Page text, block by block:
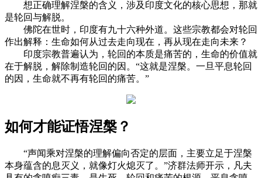
想正确理解涅槃的含义，涉及印度文化的核心思想，那就
是轮回与解脱。
佛陀在世时，印度有九十六种外道。这些宗教都会对轮回
作出解释：生命如何从过去走向现在，再从现在走向未来？
印度宗教普遍认为，轮回的本质是痛苦的，生命的价值就
在于解脱，解除制造轮回的因。“这就是涅槃。一旦平息轮回
的因，生命就不再有轮回的痛苦。”
如何才能证悟涅槃？
“声闻乘对涅槃的理解偏向否定的层面，主要立足于涅槃
本身蕴含的息灭义，就像灯火熄灭了。”济群法师开示，凡夫